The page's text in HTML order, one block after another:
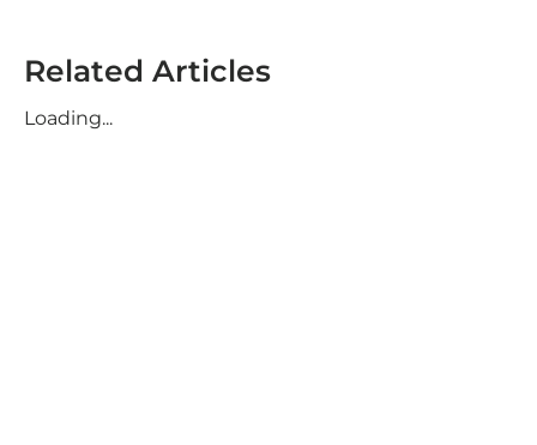
Related Articles
Loading...